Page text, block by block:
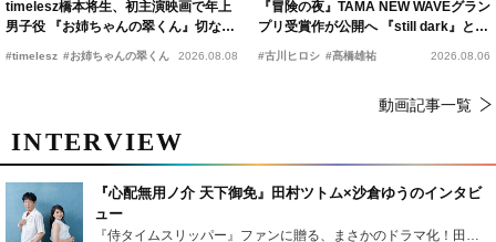
timelesz橋本将生、初主演映画で年上
男子役 『お姉ちゃんの翠くん』切ない
恋の幕開けを予感
#timelesz #お姉ちゃんの翠くん 2026.08.08
『冒険の夜』TAMA NEW WAVEグラン
プリ受賞作が公開へ 『still dark』と同
時上映決定
#古川ヒロシ #髙橋雄祐 2026.08.06
動画記事一覧
INTERVIEW
『心配無用ノ介 天下御免』田村ツトム×沙倉ゆうのインタビ
ュー